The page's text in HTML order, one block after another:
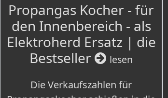
Propangas Kocher - für
den Innenbereich - als
Elektroherd Ersatz | die
Bestseller
lesen
Die Verkaufszahlen für